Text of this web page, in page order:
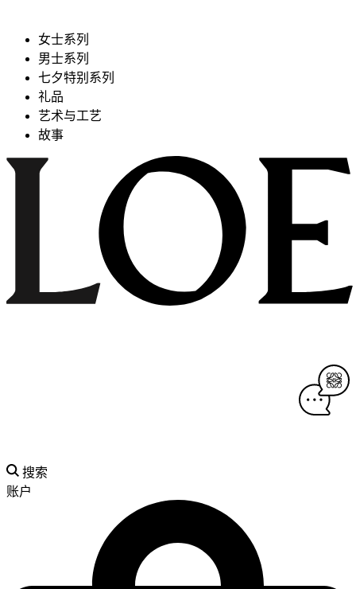
女士系列
男士系列
七夕特别系列
礼品
艺术与工艺
故事
搜索
账户